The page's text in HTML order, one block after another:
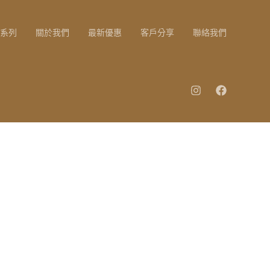
列 關於我們 最新優惠 客戶分享 聯絡我們